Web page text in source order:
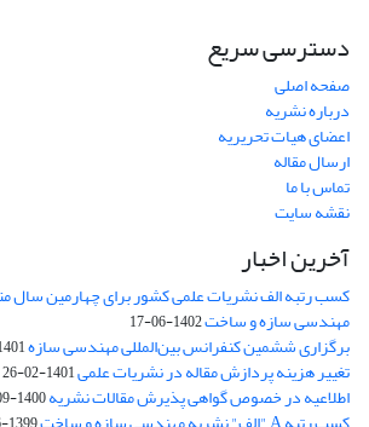
دسترسی سریع
صفحه اصلی
درباره نشریه
اعضای هیات تحریریه
ارسال مقاله
تماس با ما
نقشه سایت
آخرین اخبار
کسب رتبه الف نشریات علمی کشور برای چهارمین سال
مهندسی سازه و ساخت1402-06-17
برگزاری ششمین کنفرانس بین‌المللی مهندسی سازه03-04
تغییر هزینه پردازش مقاله در نشریات علمی1401-02-26
اطلاعیه در خصوص گواهی پذیرش مقالات نشریه1400-09-18